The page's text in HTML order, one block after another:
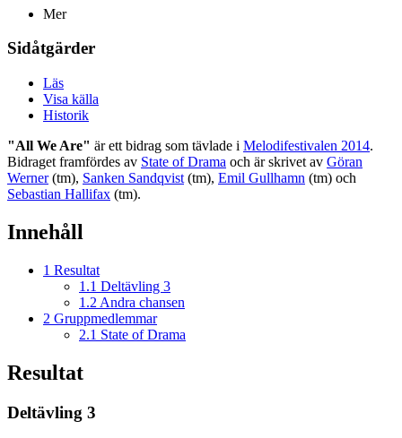
Mer
Sidåtgärder
Läs
Visa källa
Historik
"All We Are" är ett bidrag som tävlade i Melodifestivalen 2014.
Bidraget framfördes av State of Drama och är skrivet av Göran
Werner(tm), Sanken Sandqvist (tm), Emil Gullhamn (tm) och
Sebastian Hallifax (tm).
Innehåll
1 Resultat
1.1 Deltävling 3
1.2 Andra chansen
2 Gruppmedlemmar
2.1 State of Drama
Resultat
Deltävling 3